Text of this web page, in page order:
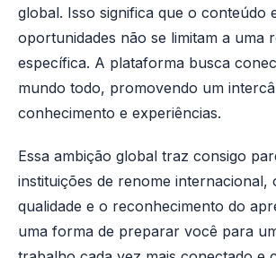
global. Isso significa que o conteúdo
oportunidades não se limitam a uma
específica. A plataforma busca
mundo todo, promovendo um
conhecimento e experiências.
Essa ambição global traz consigo
instituições de renome internacional,
qualidade e o reconhecimento do
uma forma de preparar você para